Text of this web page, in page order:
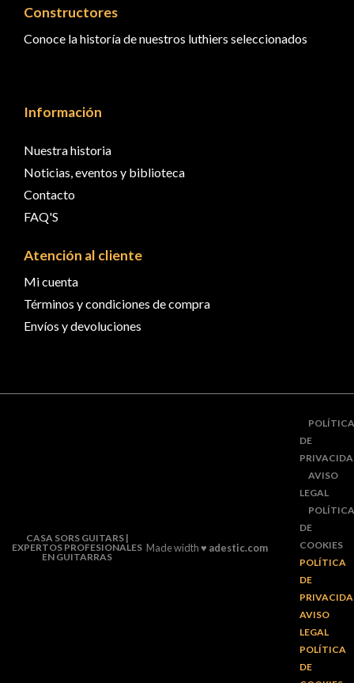
Constructores
Conoce la historía de nuestros luthiers seleccionados
Información
Nuestra historia
Noticias, eventos y biblioteca
Contacto
FAQ'S
Atención al cliente
Mi cuenta
Términos y condiciones de compra
Envíos y devoluciones
CASA SORS GUITARS |
EXPERTOS PROFESIONALES
EN GUITARRAS
Made width ♥ adestic.com
DE
AVISO
LEGAL
DE
COOKIES
POLÍTICA
DE
AVISO
LEGAL
POLÍTICA
DE